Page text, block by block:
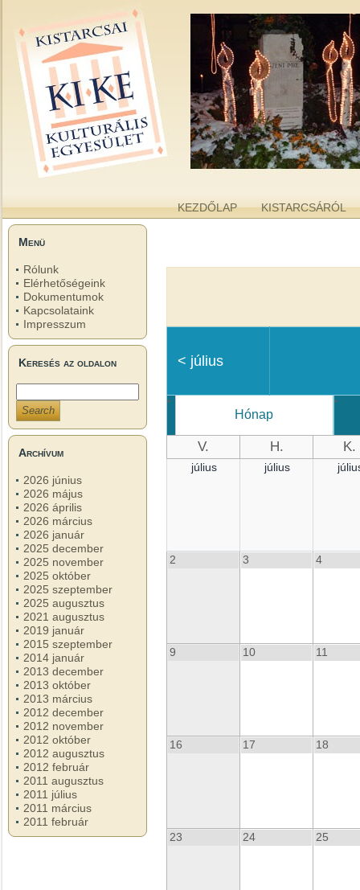
KEZDŐLAP KISTARCSÁRÓL
Menü
Rólunk
Elérhetőségeink
Dokumentumok
Kapcsolataink
Impresszum
Keresés az oldalon
Archívum
2026 június
2026 május
2026 április
2026 március
2026 január
2025 december
2025 november
2025 október
2025 szeptember
2025 augusztus
2021 augusztus
2019 január
2015 szeptember
2014 január
2013 december
2013 október
2013 március
2012 december
2012 november
2012 október
2012 augusztus
2012 február
2011 augusztus
2011 július
2011 március
2011 február
< július
Hónap
V. H. K.
július július
2 3 4
9 10 11
16 17 18
23 24 25